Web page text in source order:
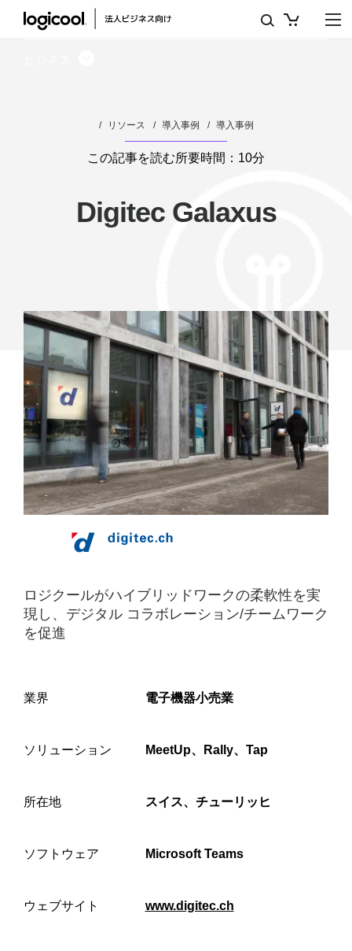
ロ
DIGITEC
GALAXUS
ハ
ブ
リ
ッ
ド
ワ
ー
柔
軟
高
る
リソース 導入事例 導入事例
この記事を読む所要時間：10分
Digitec Galaxus
ロジクールがハイブリッドワークの柔軟性を実
現し、デジタル コラボレーション/チームワーク
を促進
業界 電子機器小売業
ソリューション MeetUp、Rally、Tap
所在地 スイス、チューリッヒ
ソフトウェア Microsoft Teams
ウェブサイト www.digitec.ch